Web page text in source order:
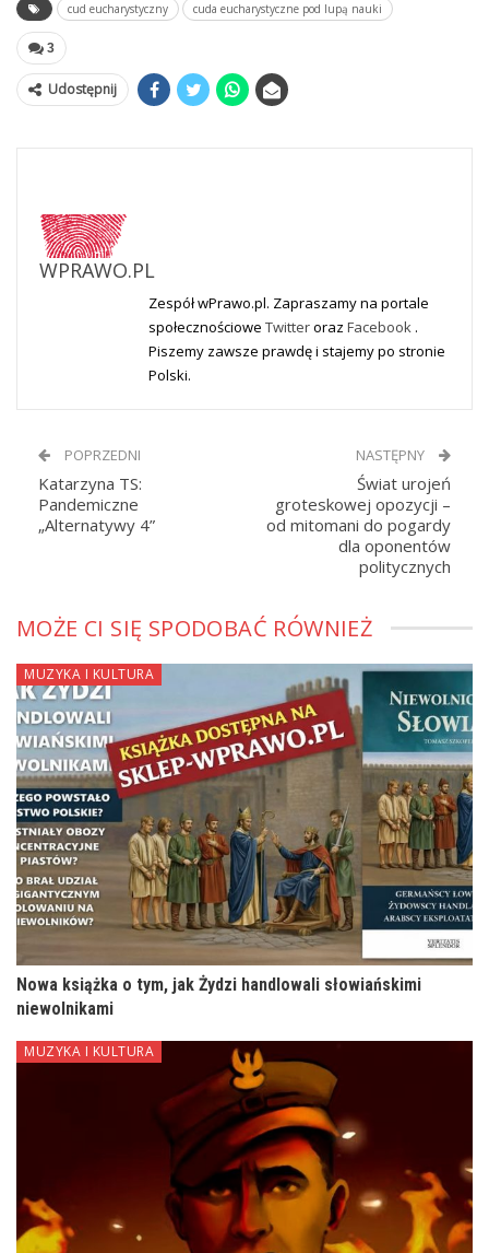
cud eucharystyczny cuda eucharystyczne pod lupą nauki
3
Udostępnij
WPRAWO.PL
Zespół wPrawo.pl. Zapraszamy na portale
społecznościowe Twitteroraz Facebook .
Piszemy zawsze prawdę i stajemy po stronie
Polski.
POPRZEDNI
Katarzyna TS:
Pandemiczne
„Alternatywy 4”
NASTĘPNY
Świat urojeń
groteskowej opozycji –
od mitomani do pogardy
dla oponentów
politycznych
MOŻE CI SIĘ SPODOBAĆ RÓWNIEŻ
MUZYKA I KULTURA
Nowa książka o tym, jak Żydzi handlowali słowiańskimi
niewolnikami
MUZYKA I KULTURA